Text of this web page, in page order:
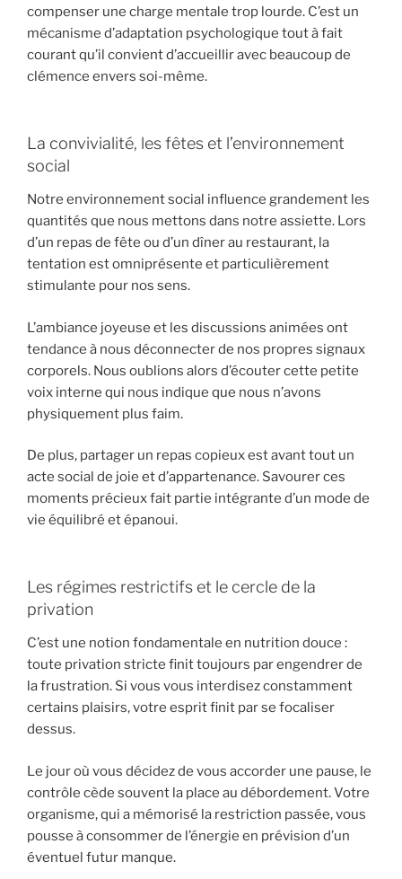
compenser une charge mentale trop lourde. C’est un
mécanisme d’adaptation psychologique tout à fait
courant qu’il convient d’accueillir avec beaucoup de
clémence envers soi-même.
La convivialité, les fêtes et l’environnement
social
Notre environnement social influence grandement les
quantités que nous mettons dans notre assiette. Lors
d’un repas de fête ou d’un dîner au restaurant, la
tentation est omniprésente et particulièrement
stimulante pour nos sens.
L’ambiance joyeuse et les discussions animées ont
tendance à nous déconnecter de nos propres signaux
corporels. Nous oublions alors d’écouter cette petite
voix interne qui nous indique que nous n’avons
physiquement plus faim.
De plus, partager un repas copieux est avant tout un
acte social de joie et d’appartenance. Savourer ces
moments précieux fait partie intégrante d’un mode de
vie équilibré et épanoui.
Les régimes restrictifs et le cercle de la
privation
C’est une notion fondamentale en nutrition douce :
toute privation stricte finit toujours par engendrer de
la frustration. Si vous vous interdisez constamment
certains plaisirs, votre esprit finit par se focaliser
dessus.
Le jour où vous décidez de vous accorder une pause, le
contrôle cède souvent la place au débordement. Votre
organisme, qui a mémorisé la restriction passée, vous
pousse à consommer de l’énergie en prévision d’un
éventuel futur manque.